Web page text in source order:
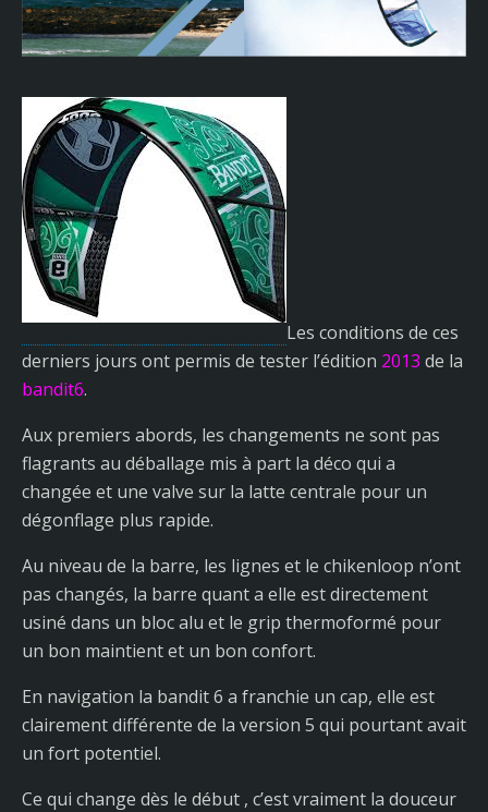
Les conditions de ces
derniers jours ont permis de tester l’édition 2013 de la
bandit6.
Aux premiers abords, les changements ne sont pas
flagrants au déballage mis à part la déco qui a
changée et une valve sur la latte centrale pour un
dégonflage plus rapide.
Au niveau de la barre, les lignes et le chikenloop n’ont
pas changés, la barre quant a elle est directement
usiné dans un bloc alu et le grip thermoformé pour
un bon maintient et un bon confort.
En navigation la bandit 6 a franchie un cap, elle est
clairement différente de la version 5 qui pourtant avait
un fort potentiel.
Ce qui change dès le début , c’est vraiment la douceur